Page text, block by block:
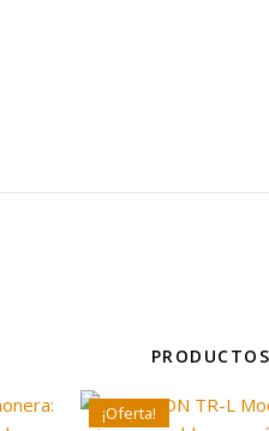
¡Oferta!